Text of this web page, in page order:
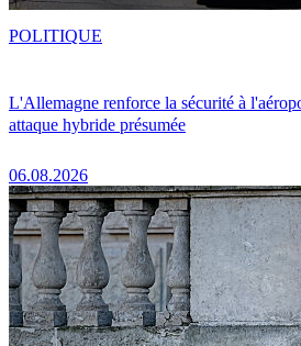
L'Allemagne renforce la sécurité à
attaque hybride présumée
06.08.2026
POLITIQUE